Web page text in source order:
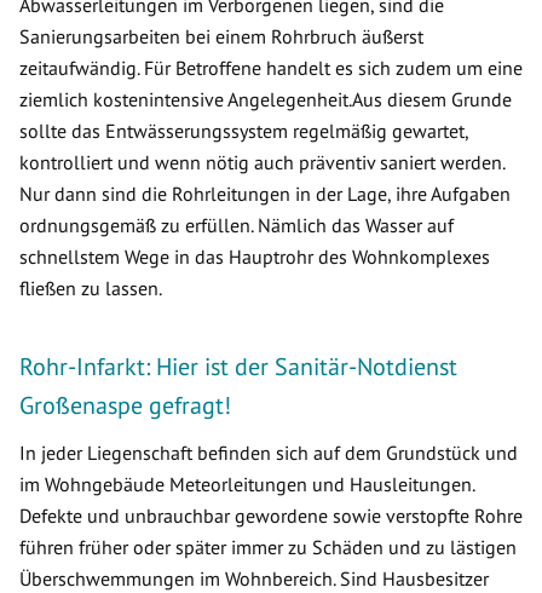
Abwasserleitungen im Verborgenen liegen, sind die
Sanierungsarbeiten bei einem Rohrbruch äußerst
zeitaufwändig. Für Betroffene handelt es sich zudem um eine
ziemlich kostenintensive Angelegenheit.Aus diesem Grunde
sollte das Entwässerungssystem regelmäßig gewartet,
kontrolliert und wenn nötig auch präventiv saniert werden.
Nur dann sind die Rohrleitungen in der Lage, ihre Aufgaben
ordnungsgemäß zu erfüllen. Nämlich das Wasser auf
schnellstem Wege in das Hauptrohr des Wohnkomplexes
fließen zu lassen.
Rohr-Infarkt: Hier ist der Sanitär-Notdienst
Großenaspe gefragt!
In jeder Liegenschaft befinden sich auf dem Grundstück und
im Wohngebäude Meteorleitungen und Hausleitungen.
Defekte und unbrauchbar gewordene sowie verstopfte Rohre
führen früher oder später immer zu Schäden und zu lästigen
Überschwemmungen im Wohnbereich. Sind Hausbesitzer